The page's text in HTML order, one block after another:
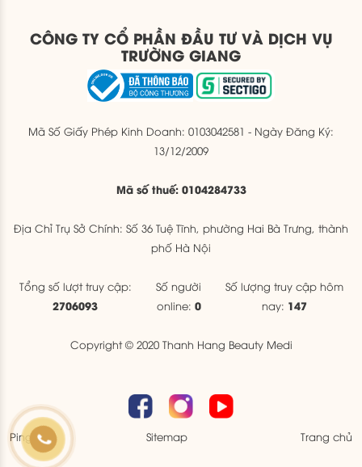
CÔNG TY CỔ PHẦN ĐẦU TƯ VÀ DỊCH VỤ
TRƯỜNG GIANG
Mã Số Giấy Phép Kinh Doanh: 0103042581 - Ngày Đăng Ký:
13/12/2009
Mã số thuế: 0104284733
Địa Chỉ Trụ Sở Chính: Số 36 Tuệ Tĩnh, phường Hai Bà Trưng, thành
phố Hà Nội
Tổng số lượt truy cập:
2706093
Số người
online: 0
Số lượng truy cập hôm
nay: 147
Copyright © 2020 Thanh Hang Beauty Medi
Ping Sitemap Trang chủ